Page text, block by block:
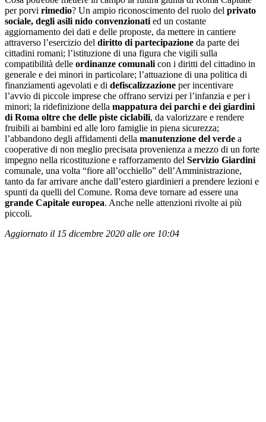
per porvi rimedio? Un ampio riconoscimento del ruolo del privato
sociale, degli asili nido convenzionati ed un costante
aggiornamento dei dati e delle proposte, da mettere in cantiere
attraverso l’esercizio del diritto di partecipazione da parte dei
cittadini romani; l’istituzione di una figura che vigili sulla
compatibilità delle ordinanze comunali con i diritti del cittadino in
generale e dei minori in particolare; l’attuazione di una politica di
finanziamenti agevolati e di defiscalizzazione per incentivare
l’avvio di piccole imprese che offrano servizi per l’infanzia e per i
minori; la ridefinizione della mappatura dei parchi e dei giardini
di Roma oltre che delle piste ciclabili, da valorizzare e rendere
fruibili ai bambini ed alle loro famiglie in piena sicurezza;
l’abbandono degli affidamenti della manutenzione del verde a
cooperative di non meglio precisata provenienza a mezzo di un forte
impegno nella ricostituzione e rafforzamento del Servizio Giardini
comunale, una volta “fiore all’occhiello” dell’Amministrazione,
tanto da far arrivare anche dall’estero giardinieri a prendere lezioni e
spunti da quelli del Comune. Roma deve tornare ad essere una
grande Capitale europea. Anche nelle attenzioni rivolte ai più
piccoli.
Aggiornato il 15 dicembre 2020 alle ore 10:04